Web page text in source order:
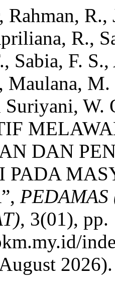
Rahman,
R.,
Sabia, F.
Maulana,
Suriyani,
DAN
PADA
, 3(01), pp.
2026).